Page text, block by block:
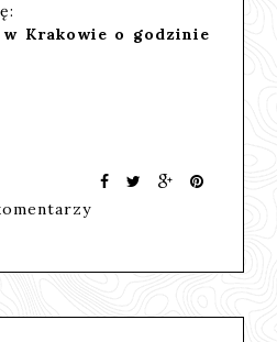
Krakowie o godzinie